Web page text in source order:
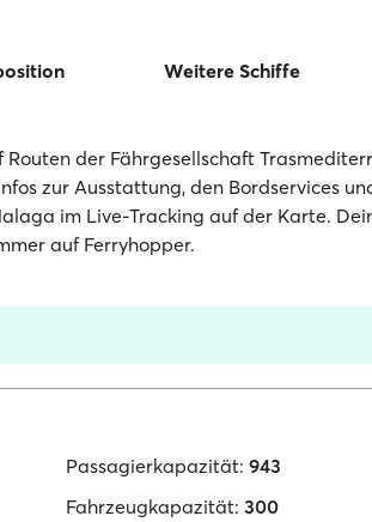
Weitere Schiffe
der Fährgesellschaft
zur Ausstattung, den Bordservices
im Live-Tracking auf der Karte.
auf Ferryhopper.
Passagierkapazität: 943
Fahrzeugkapazität: 300